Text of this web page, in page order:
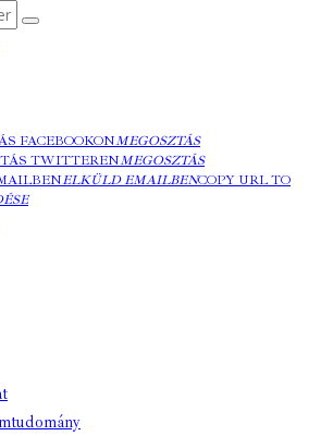
FACEBOOKONMEGOSZTÁS
TWITTERENMEGOSZTÁS
ELKÜLD EMAILBENCOPY URL TO